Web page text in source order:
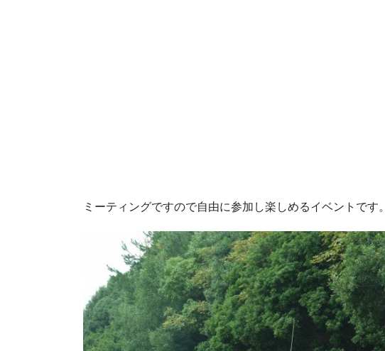
ミーティングですので自由に参加し楽しめるイベントです。